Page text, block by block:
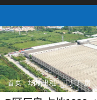
首页-场地出租 -工厂厂房 -